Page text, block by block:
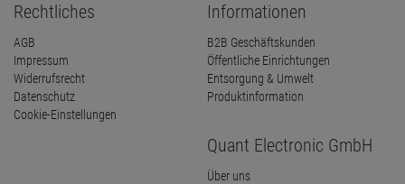
Rechtliches
AGB
Impressum
Widerrufsrecht
Datenschutz
Cookie-Einstellungen
Informationen
B2B Geschäftskunden
Öffentliche Einrichtungen
Entsorgung & Umwelt
Produktinformation
Quant Electronic GmbH
Über uns